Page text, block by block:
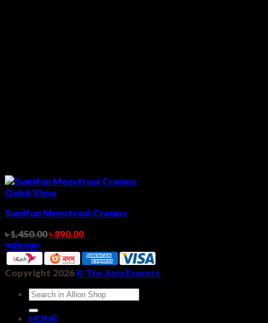
Quick View
Sumifun Menstrual Cramps
৳1,450.00৳890.00
অর্ডার করুন
Copyright 2026© The Asia Express
Search
for:
HOME